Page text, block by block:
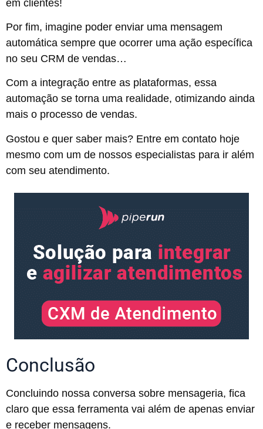
em clientes!
Por fim, imagine poder enviar uma mensagem
automática sempre que ocorrer uma ação específica
no seu CRM de vendas…
Com a integração entre as plataformas, essa
automação se torna uma realidade, otimizando ainda
mais o processo de vendas.
Gostou e quer saber mais? Entre em contato hoje
mesmo com um de nossos especialistas para ir além
com seu atendimento.
Conclusão
Concluindo nossa conversa sobre mensageria, fica
claro que essa ferramenta vai além de apenas enviar
e receber mensagens.